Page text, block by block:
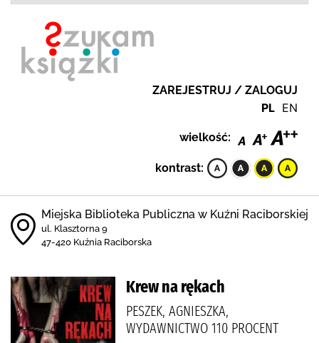
ZAREJESTRUJ / ZALOGUJ
PL EN
wielkość:
kontrast:
Miejska Biblioteka Publiczna w Kuźni Raciborskiej
ul. Klasztorna 9
47-420 Kuźnia Raciborska
Krew na rękach
PESZEK, AGNIESZKA,
WYDAWNICTWO 110 PROCENT